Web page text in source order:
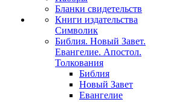
Бланки свидетельств
Книги издательства
Символик
Библия. Новый Завет.
Евангелие. Апостол.
Толкования
Библия
Новый Завет
Евангелие